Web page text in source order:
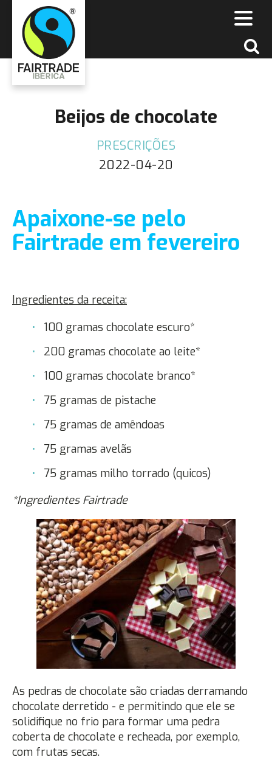
Beijos de chocolate
PRESCRIÇÕES
2022-04-20
Apaixone-se pelo
Fairtrade em fevereiro
Ingredientes da receita:
100 gramas chocolate escuro*
200 gramas chocolate ao leite*
100 gramas chocolate branco*
75 gramas de pistache
75 gramas de amêndoas
75 gramas avelãs
75 gramas milho torrado (quicos)
*Ingredientes Fairtrade
As pedras de chocolate são criadas derramando
chocolate derretido - e permitindo que ele se
solidifique no frio para formar uma pedra
coberta de chocolate e recheada, por exemplo,
com frutas secas.